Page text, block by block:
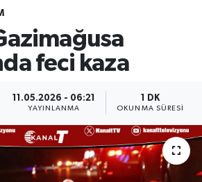
feci kaza
11.05.2026 - 06:21
YAYINLANMA
1 DK
OKUNMA SÜRESI